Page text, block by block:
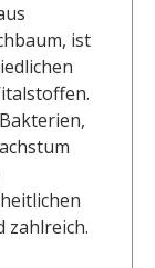
ist
zahlreich.